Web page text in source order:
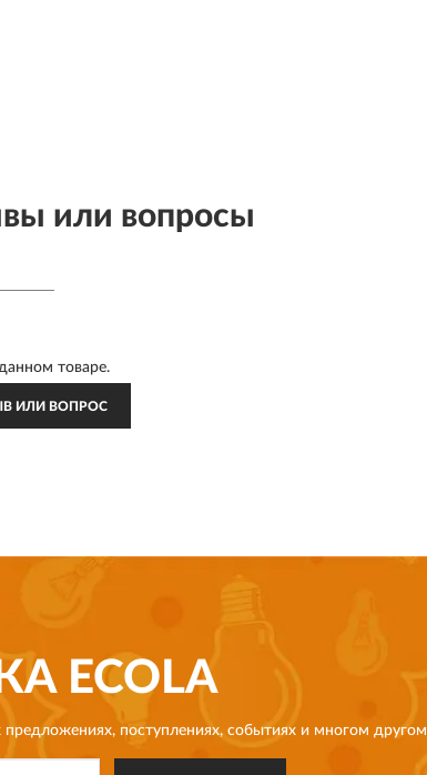
или вопросы
товаре.
ИЛИ ВОПРОС
ECOLA
поступлениях, событиях и многом другом